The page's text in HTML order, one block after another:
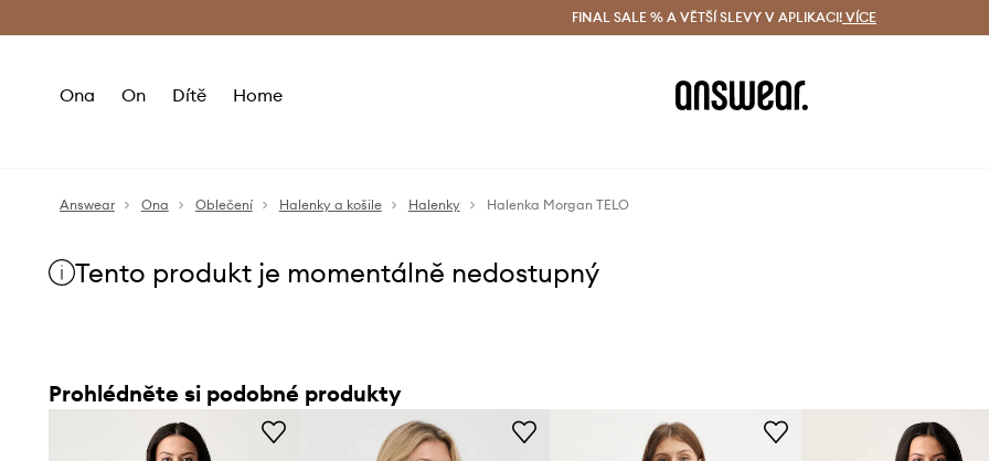
Doručení a vrácení zdarma (od 1800 Kč) Doručení i do 24 h
FINAL SALE % A VĚTŠÍ SLEVY V APLIKACI! VÍCE
Ona On Dítě Home
Answear Ona Oblečení Halenky a košile Halenky Halenka Morgan TELO
Tento produkt je momentálně nedostupný
Prohlédněte si podobné produkty